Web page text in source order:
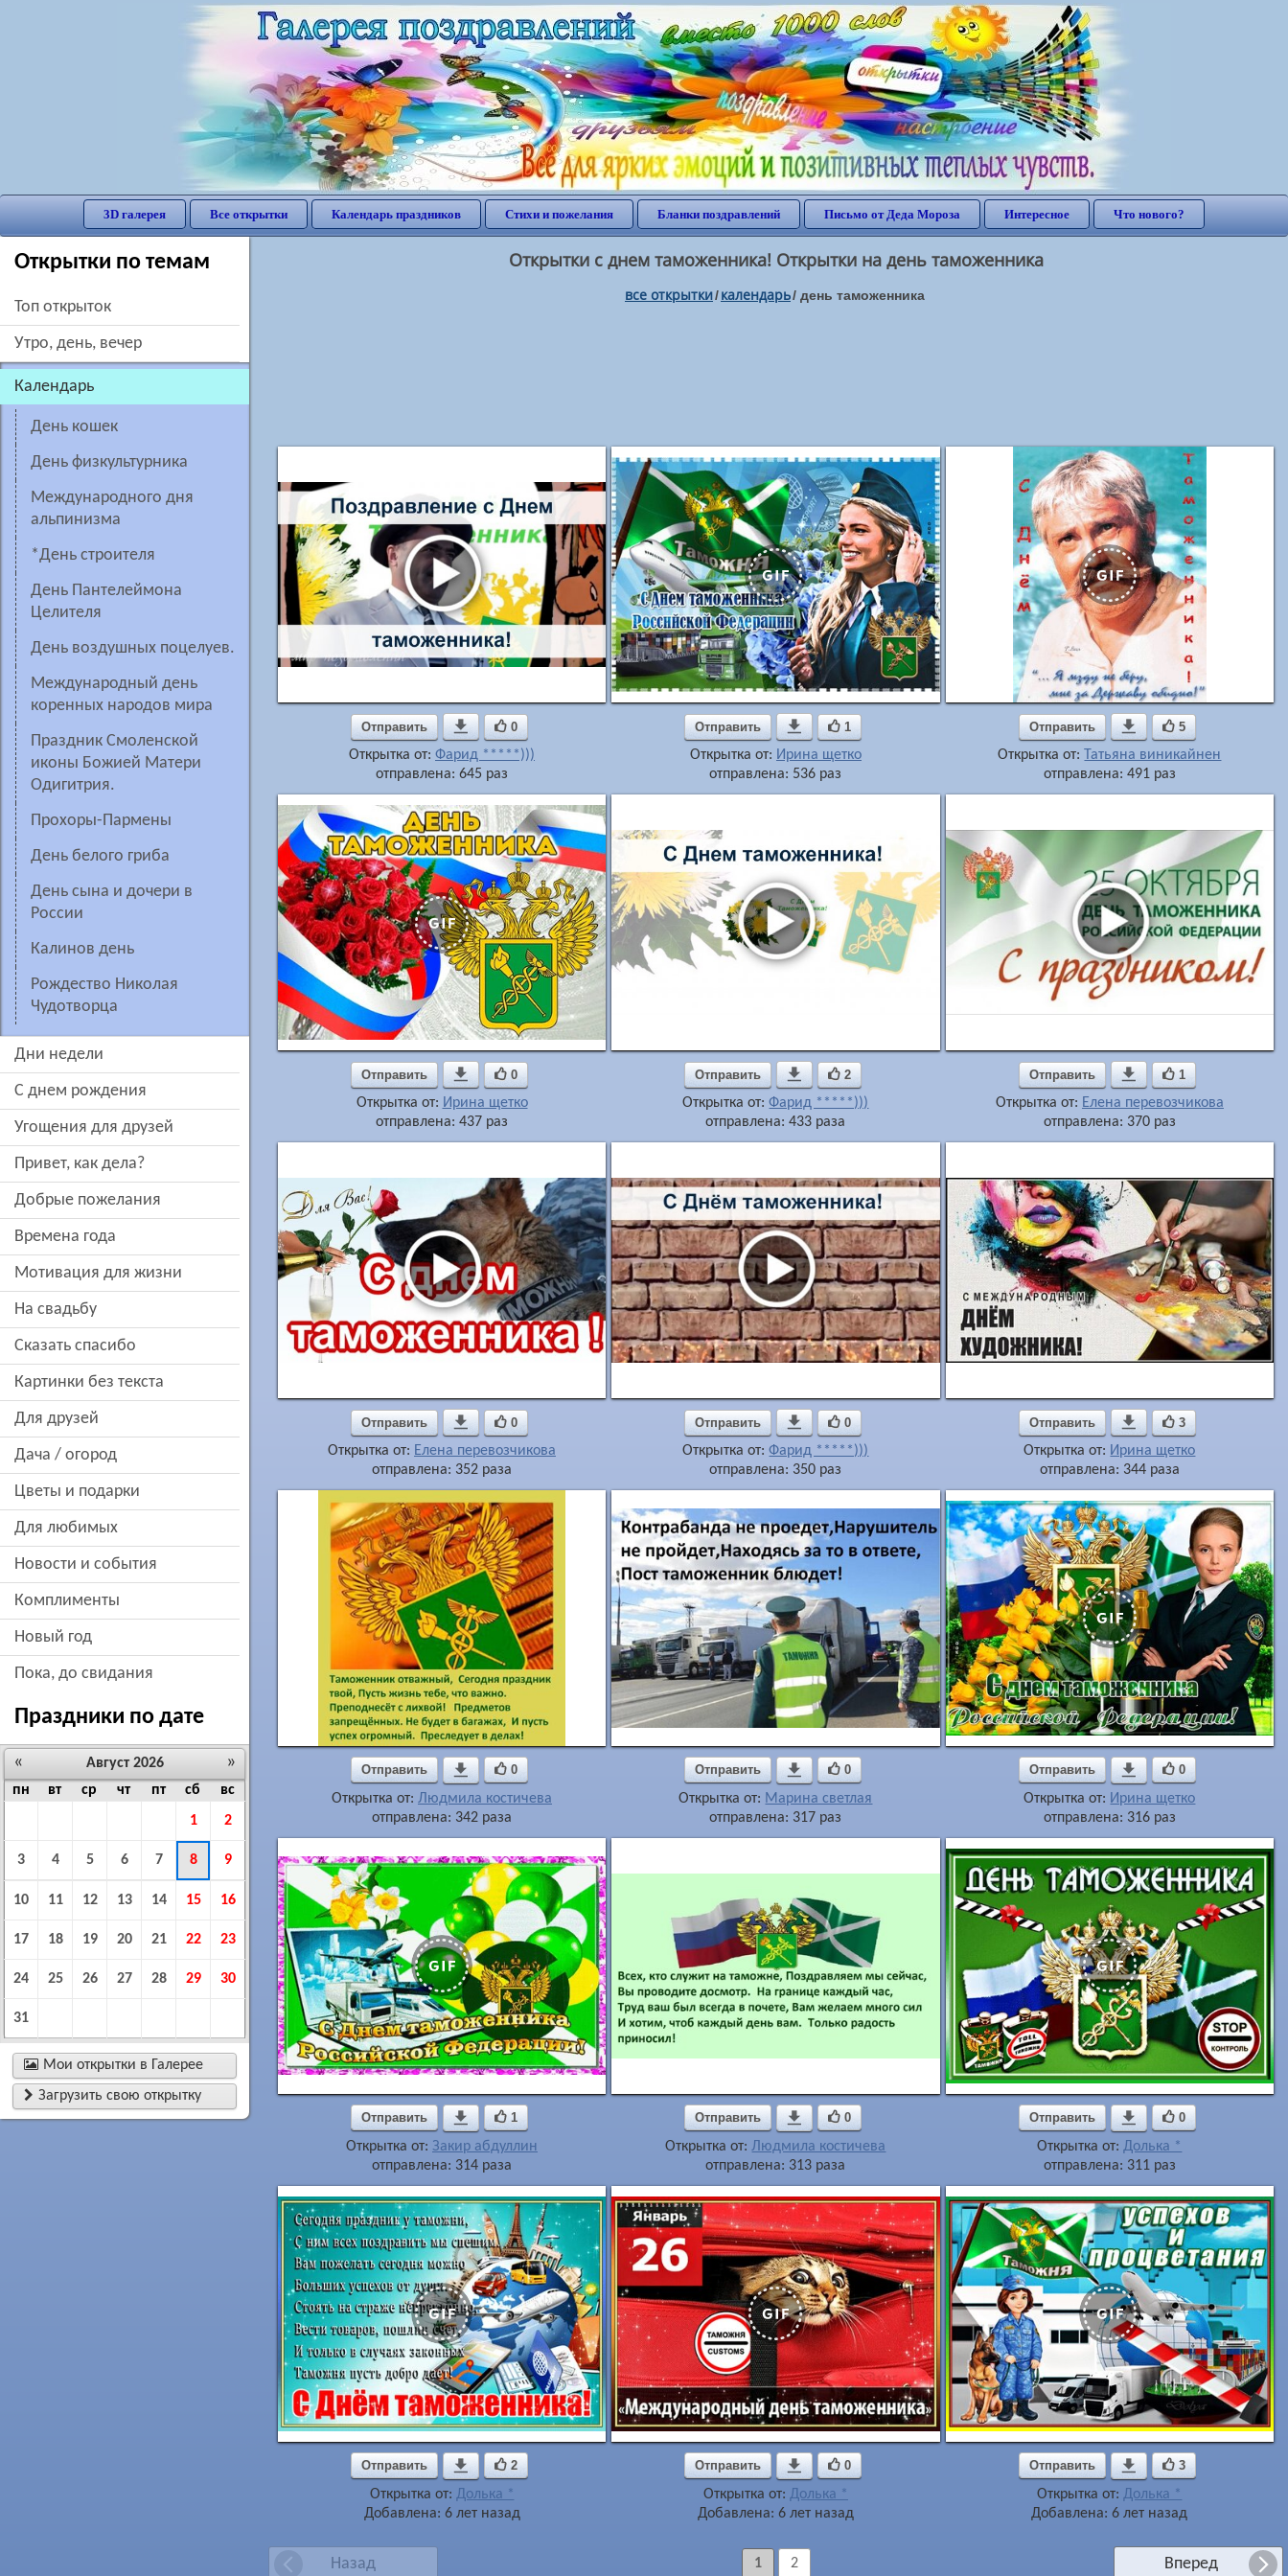
3D галерея Все открытки Календарь праздников Стихи и пожелания Бланки поздравлений Письмо от Деда Мороза Интересное Что нового?
Открытки по темам
Топ открыток
утро, день, вечер
Календарь
День кошек
День физкультурника
Международного дня
альпинизма
*День строителя
день Пантелеймона
Целителя
День воздушных поцелуев.
Международный день
коренных народов мира
Праздник Смоленской
иконы Божией Матери
Одигитрия.
Прохоры-Пармены
День белого гриба
День сына и дочери в
России
Калинов день
рождество Николая
Чудотворца
дни недели
c днем рождения
угощения для друзей
привет, как дела?
добрые пожелания
времена года
мотивация для жизни
на свадьбу
сказать спасибо
картинки без текста
для друзей
дача / огород
цветы и подарки
для любимых
новости и события
комплименты
новый год
пока, до свидания
Праздники по дате
« »
Август 2026
пн
вт ср чт пт сб
вс
1
2
3 4 5 6 7 8 9
10 11 12 13 14 15 16
17 18 19 20 21 22 23
24 25 26 27 28 29 30
31
 Мои открытки в Галерее
 Загрузить свою открытку
Открытки с днем таможенника! Открытки на день таможенника
все открытки/календарь/ день таможенника
Отправить  0
Открытка от: Фарид *****)))
отправлена: 645 раз
Отправить  1
Открытка от: Ирина щетко
отправлена: 536 раз
Отправить  5
Открытка от:
Татьяна виникайнен
отправлена: 491 раз
Отправить  0
Открытка от: Ирина щетко
отправлена: 437 раз
Отправить  2
Открытка от:Фарид *****)))
отправлена: 433 раза
Отправить  1
Открытка от: Елена перевозчикова
отправлена: 370 раз
Отправить  0
Открытка от: Елена перевозчикова
отправлена: 352 раза
Отправить  0
Открытка от:Фарид *****)))
отправлена: 350 раз
Отправить  3
Открытка от: Ирина щетко
отправлена: 344 раза
Отправить  0
Открытка от: Людмила костичева
отправлена: 342 раза
Отправить  0
Открытка от: Марина светлая
отправлена: 317 раз
Отправить  0
Открытка от: Ирина щетко
отправлена: 316 раз
Отправить  1
Открытка от: Закир абдуллин
отправлена: 314 раза
Отправить  0
Открытка от:Людмила костичева
отправлена: 313 раза
Отправить  0
Открытка от:Долька *
отправлена: 311 раз
Отправить  2
Открытка от: Долька *
Добавлена: 6 лет назад
Отправить  0
Открытка от: Долька *
Добавлена: 6 лет назад
Отправить  3
Открытка от:Долька *
Добавлена: 6 лет назад
Назад Вперед
1 2